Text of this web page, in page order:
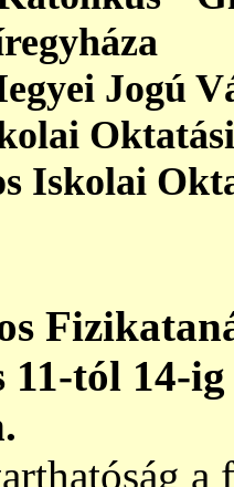
Jogú
Iskolai
11-tól 14-
a